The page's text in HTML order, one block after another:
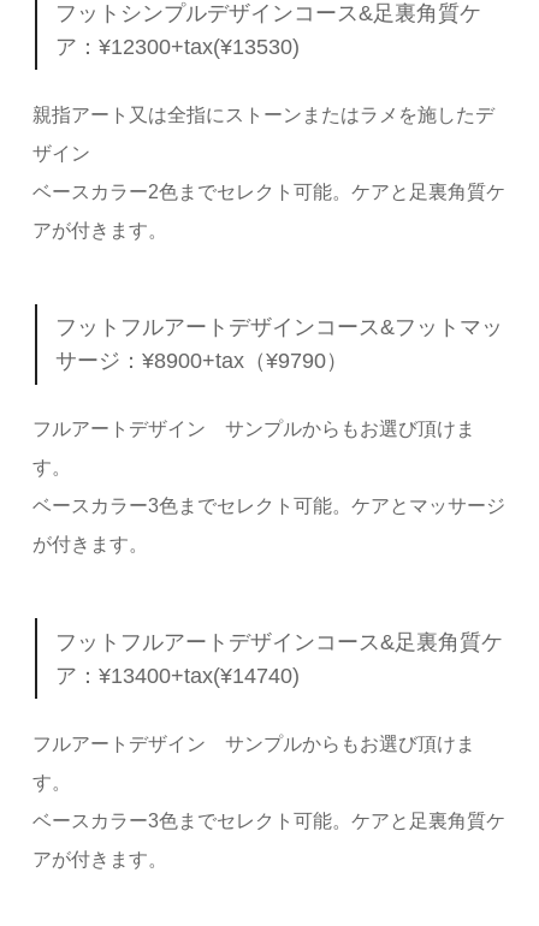
フットシンプルデザインコース&足裏角質ケ
ア：¥12300+tax(¥13530)
親指アート又は全指にストーンまたはラメを施したデ
ザイン
ベースカラー2色までセレクト可能。ケアと足裏角質ケ
アが付きます。
フットフルアートデザインコース&フットマッ
サージ：¥8900+tax（¥9790）
フルアートデザイン サンプルからもお選び頂けま
す。
ベースカラー3色までセレクト可能。ケアとマッサージ
が付きます。
フットフルアートデザインコース&足裏角質ケ
ア：¥13400+tax(¥14740)
フルアートデザイン サンプルからもお選び頂けま
す。
ベースカラー3色までセレクト可能。ケアと足裏角質ケ
アが付きます。